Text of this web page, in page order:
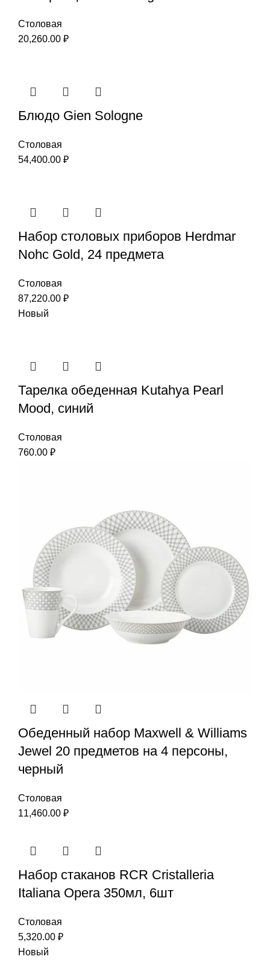
Столовая
20,260.00 ₽
Блюдо Gien Sologne
Столовая
54,400.00 ₽
Набор столовых приборов Herdmar
Nohc Gold, 24 предмета
Столовая
87,220.00 ₽
Новый
Тарелка обеденная Kutahya Pearl
Mood, синий
Столовая
760.00 ₽
Обеденный набор Maxwell & Williams
Jewel 20 предметов на 4 персоны,
черный
Столовая
11,460.00 ₽
Набор стаканов RCR Cristalleria
Italiana Opera 350мл, 6шт
Столовая
5,320.00 ₽
Новый